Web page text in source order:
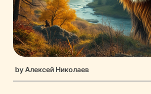
by Алексей Николаев